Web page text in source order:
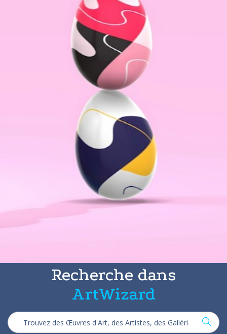
Recherche dans
ArtWizard